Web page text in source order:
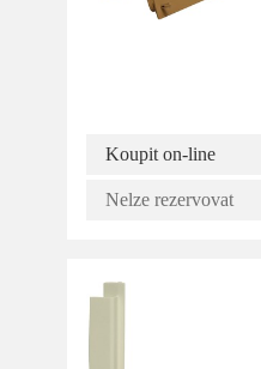
Koupit on-line
Nelze rezervovat